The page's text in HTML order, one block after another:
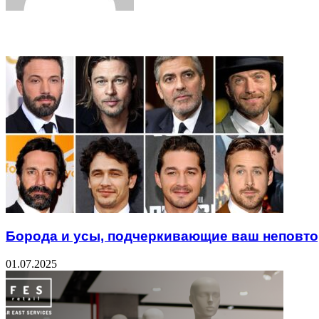
Борода и усы, подчеркивающие ваш
01.07.2025